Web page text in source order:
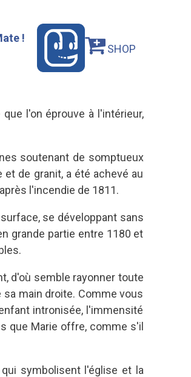
!
SHOP
l'on éprouve à l'intérieur,
soutenant de somptueux
de granit, a été achevé au
l'incendie de 1811.
se développant sans
grande partie entre 1180 et
d'où semble rayonner toute
main droite. Comme vous
intronisée, l'immensité
que Marie offre, comme s'il
symbolisent l'église et la